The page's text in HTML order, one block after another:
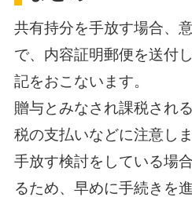
共有持分を手放す場合、
で、内容証明郵便を送付
記をおこないます。
贈与とみなされ課税され
税の支払いなどに注意しま
手放す検討をしている場
るため、早めに手続きを